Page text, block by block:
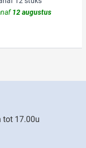
12 augustus
tot 17.00u